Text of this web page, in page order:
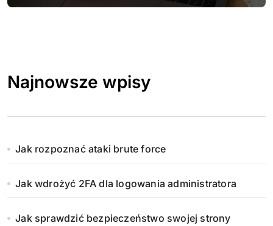
Najnowsze wpisy
Jak rozpoznać ataki brute force
Jak wdrożyć 2FA dla logowania administratora
Jak sprawdzić bezpieczeństwo swojej strony